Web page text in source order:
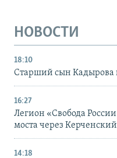
НОВОСТИ
18:10
Старший сын Кадырова
16:27
Легион «Свобода
моста через
14:18